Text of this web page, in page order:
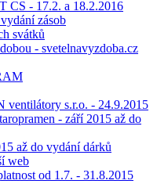
CS - 17.2. a 18.2.2016
zásob
svátků
- svetelnavyzdoba.cz
ventilátory s.r.o. - 24.9.2015
- září 2015 až do
až do vydání dárků
web
od 1.7. - 31.8.2015